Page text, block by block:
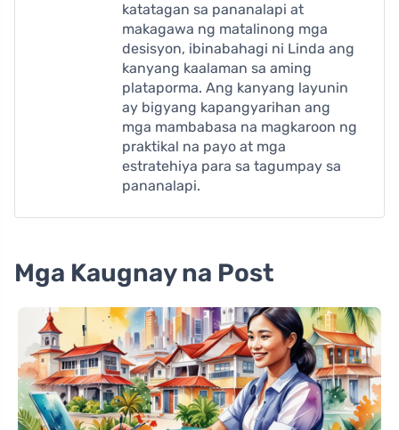
katatagan sa pananalapi at
makagawa ng matalinong mga
desisyon, ibinabahagi ni Linda ang
kanyang kaalaman sa aming
plataporma. Ang kanyang layunin
ay bigyang kapangyarihan ang
mga mambabasa na magkaroon ng
praktikal na payo at mga
estratehiya para sa tagumpay sa
pananalapi.
Mga Kaugnay na Post